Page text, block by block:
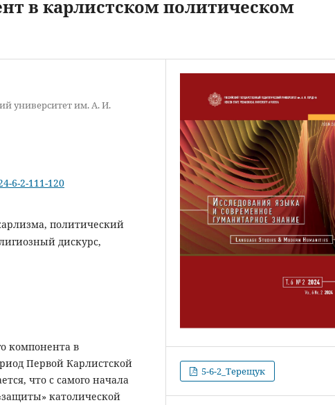
в карлистском политическом
университет им. А. И.
6-2-111-120
политический
дискурс,
компонента в
Первой Карлистской
что с самого начала
католической
5-6-2_Терещук